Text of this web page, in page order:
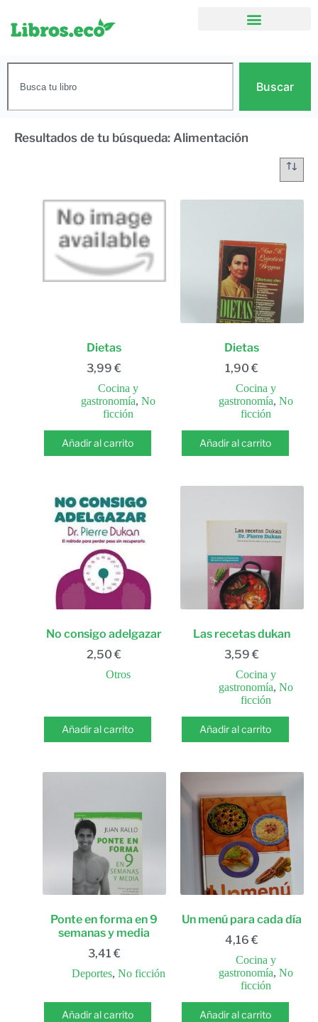
Buscar
Resultados de tu búsqueda: Alimentación
Dietas
3,99€
Cocina y
gastronomía,No
ficción
Añadir al carrito
Dietas
1,90€
Cocina y
gastronomía,No
ficción
Añadir al carrito
No consigo adelgazar
2,50€
Otros
Añadir al carrito
Las recetas dukan
3,59€
Cocina y
gastronomía,No
ficción
Añadir al carrito
Ponte en forma en 9
semanas y media
3,41 €
Deportes, No ficción
Añadir al carrito
Un menú para cada día
4,16€
Cocina y
gastronomía,No
ficción
Añadir al carrito